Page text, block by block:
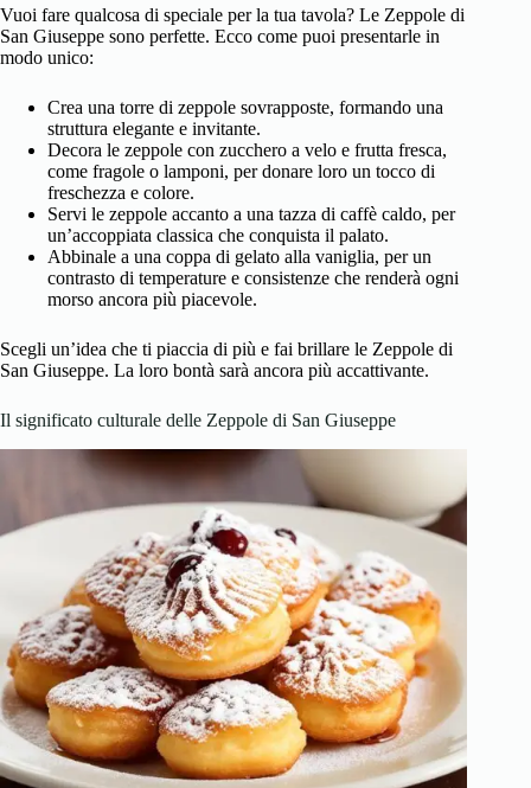
Vuoi fare qualcosa di speciale per la tua tavola? Le Zeppole di
San Giuseppe sono perfette. Ecco come puoi presentarle in
modo unico:
Crea una torre di zeppole sovrapposte, formando una
struttura elegante e invitante.
Decora le zeppole con zucchero a velo e frutta fresca,
come fragole o lamponi, per donare loro un tocco di
freschezza e colore.
Servi le zeppole accanto a una tazza di caffè caldo, per
un’accoppiata classica che conquista il palato.
Abbinale a una coppa di gelato alla vaniglia, per un
contrasto di temperature e consistenze che renderà ogni
morso ancora più piacevole.
Scegli un’idea che ti piaccia di più e fai brillare le Zeppole di
San Giuseppe. La loro bontà sarà ancora più accattivante.
Il significato culturale delle Zeppole di San Giuseppe